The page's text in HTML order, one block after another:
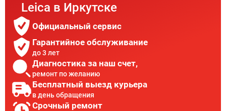
Leica в Иркутске
Официальный сервис
Гарантийное обслуживание
до 3 лет
Диагностика за наш счет,
ремонт по желанию
Бесплатный выезд курьера
в день обращения
Срочный ремонт